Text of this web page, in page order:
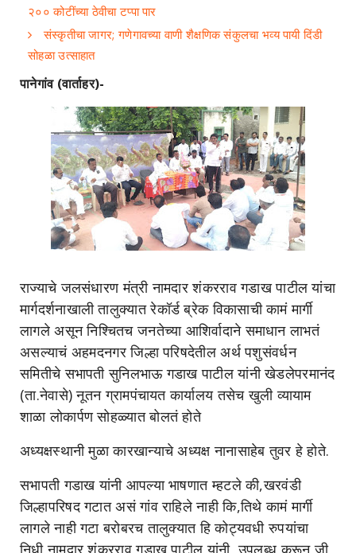
२०० कोटींच्या ठेवीचा टप्पा पार
संस्कृतीचा जागर; गणेगावच्या वाणी शैक्षणिक संकुलचा भव्य पायी दिंडी
सोहळा उत्साहात
पानेगांव (वार्ताहर)-
राज्याचे जलसंधारण मंत्री नामदार शंकरराव गडाख पाटील यांचा
मार्गदर्शनाखाली तालुक्यात रेकॉर्ड ब्रेक विकासाची कामं मार्गी
लागले असून निश्चितच जनतेच्या आशिर्वादाने समाधान लाभतं
असल्याचं अहमदनगर जिल्हा परिषदेतील अर्थ पशुसंवर्धन
समितीचे सभापती सुनिलभाऊ गडाख पाटील यांनी खेडलेपरमानंद
(ता.नेवासे) नूतन ग्रामपंचायत कार्यालय तसेच खुली व्यायाम
शाळा लोकार्पण सोहळ्यात बोलतं होते
अध्यक्षस्थानी मुळा कारखान्याचे अध्यक्ष नानासाहेब तुवर हे होते.
सभापती गडाख यांनी आपल्या भाषणात म्हटले की,खरवंडी
जिल्हापरिषद गटात असं गांव राहिले नाही कि,तिथे कामं मार्गी
लागले नाही गटा बरोबरच तालुक्यात हि कोट्यवधी रुपयांचा